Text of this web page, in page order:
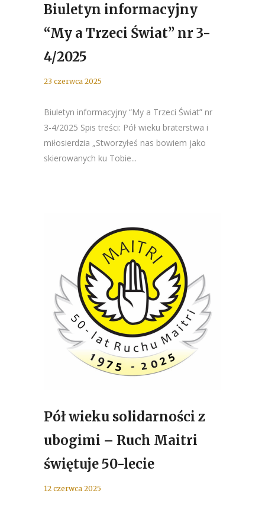
Biuletyn informacyjny
“My a Trzeci Świat” nr 3-
4/2025
23 czerwca 2025
Biuletyn informacyjny “My a Trzeci Świat” nr
3-4/2025 Spis treści: Pół wieku braterstwa i
miłosierdzia „Stworzyłeś nas bowiem jako
skierowanych ku Tobie...
Pół wieku solidarności z
ubogimi – Ruch Maitri
świętuje 50-lecie
12 czerwca 2025